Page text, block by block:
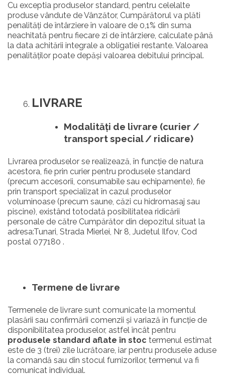
Cu exceptia produselor standard, pentru celelalte
produse vândute de Vânzător, Cumpărătorul va plăti
penalități de întârziere în valoare de 0,1% din suma
neachitată pentru fiecare zi de întârziere, calculate până
la data achitării integrale a obligatiei restante. Valoarea
penalităților poate depăși valoarea debitului principal.
LIVRARE
Modalități de livrare (curier /
transport special / ridicare)
Livrarea produselor se realizează, în funcție de natura
acestora, fie prin curier pentru produsele standard
(precum accesorii, consumabile sau echipamente), fie
prin transport specializat în cazul produselor
voluminoase (precum saune, căzi cu hidromasaj sau
piscine), existând totodată posibilitatea ridicării
personale de către Cumpărător din depozitul situat la
adresa:Tunari, Strada Mierlei, Nr 8, Judetul Ilfov, Cod
postal 077180 .
Termene de livrare
Termenele de livrare sunt comunicate la momentul
plasării sau confirmării comenzii și variază în funcție de
disponibilitatea produselor, astfel încât pentru
produsele standard aflate în stoc termenul estimat
este de 3 (trei) zile lucrătoare, iar pentru produsele aduse
la comandă sau din stocul furnizorilor, termenul va fi
comunicat individual.